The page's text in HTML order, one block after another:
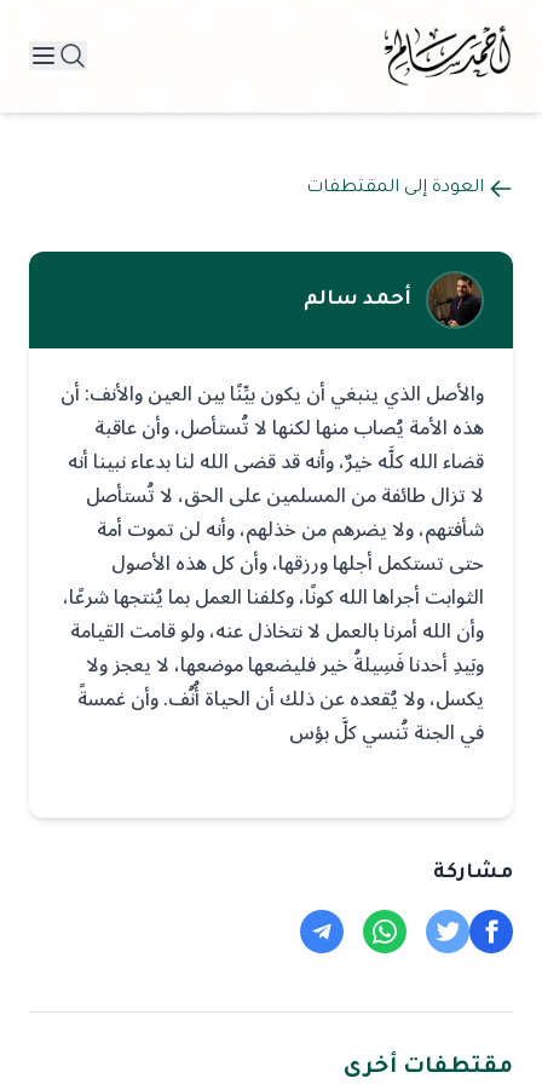
العودة إلى المقتطفات
أحمد سالم
والأصل الذي ينبغي أن يكون بيِّنًا بين العين والأنف: أن
هذه الأمة يُصاب منها لكنها لا تُستأصل، وأن عاقبة
قضاء الله كلَّه خيرٌ، وأنه قد قضى الله لنا بدعاء نبينا أنه
لا تزال طائفة من المسلمين على الحق، لا تُستأصل
شأفتهم، ولا يضرهم من خذلهم، وأنه لن تموت أمة
حتى تستكمل أجلها ورزقها، وأن كل هذه الأصول
الثوابت أجراها الله كونًا، وكلفنا العمل بما يُنتجها شرعًا،
وأن الله أمرنا بالعمل لا نتخاذل عنه، ولو قامت القيامة
وبَيدِ أحدنا فَسِيلةُ خير فليضعها موضعها، لا يعجز ولا
يكسل، ولا يُقعده عن ذلك أن الحياة أُنُف. وأن غمسةً
في الجنة تُنسي كلَّ بؤس
مشاركة
مقتطفات أخرى